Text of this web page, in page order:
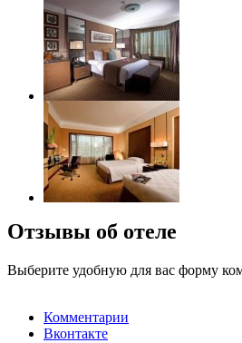
Отзывы об отеле
Выберите удобную для вас форму
Комментарии
Вконтакте